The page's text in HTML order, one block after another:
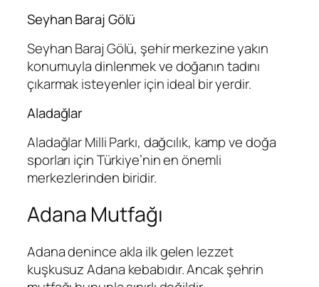
Seyhan Baraj Gölü
Seyhan Baraj Gölü, şehir merkezine yakın
konumuyla dinlenmek ve doğanın tadını
çıkarmak isteyenler için ideal bir yerdir.
Aladağlar
Aladağlar Milli Parkı, dağcılık, kamp ve doğa
sporları için Türkiye’nin en önemli
merkezlerinden biridir.
Adana Mutfağı
Adana denince akla ilk gelen lezzet
kuşkusuz Adana kebabıdır. Ancak şehrin